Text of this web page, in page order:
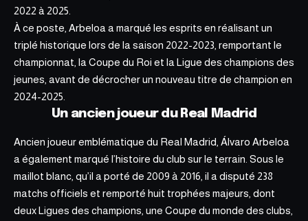
2022 à 2025.
À ce poste, Arbeloa a marqué les esprits en réalisant un
triplé historique lors de la saison 2022-2023, remportant le
championnat, la Coupe du Roi et la Ligue des champions des
jeunes, avant de décrocher un nouveau titre de champion en
2024-2025.
Un ancien joueur du Real Madrid
Ancien joueur emblématique du Real Madrid, Álvaro Arbeloa
a également marqué l’histoire du club sur le terrain. Sous le
maillot blanc, qu’il a porté de 2009 à 2016, il a disputé 238
matchs officiels et remporté huit trophées majeurs, dont
deux Ligues des champions, une Coupe du monde des clubs,